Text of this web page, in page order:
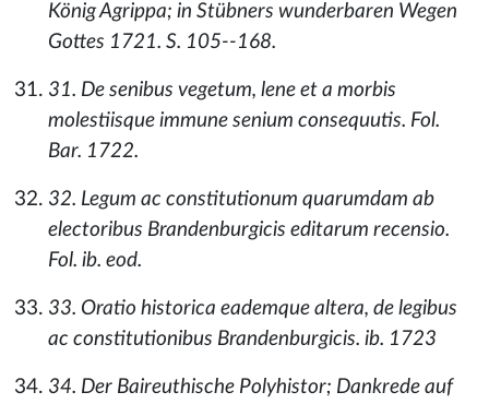
König Agrippa; in Stübners wunderbaren Wegen
Gottes 1721. S. 105--168.
31. De senibus vegetum, lene et a morbis
molestiisque immune senium consequutis. Fol.
Bar. 1722.
32. Legum ac constitutionum quarumdam ab
electoribus Brandenburgicis editarum recensio.
Fol. ib. eod.
33. Oratio historica eademque altera, de legibus
ac constitutionibus Brandenburgicis. ib. 1723
34. Der Baireuthische Polyhistor; Dankrede auf